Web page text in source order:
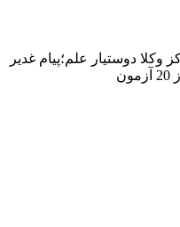
211,500 تومان
مرکز وکلا دوستیار علم؛پیام غدیر